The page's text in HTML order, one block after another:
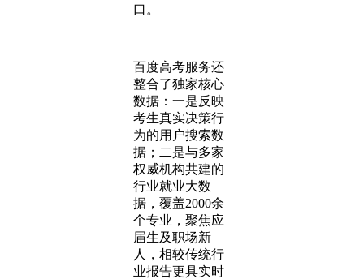
口。
百度高考服务还
整合了独家核心
数据：一是反映
考生真实决策行
为的用户搜索数
据；二是与多家
权威机构共建的
行业就业大数
据，覆盖2000余
个专业，聚焦应
届生及职场新
人，相较传统行
业报告更具实时